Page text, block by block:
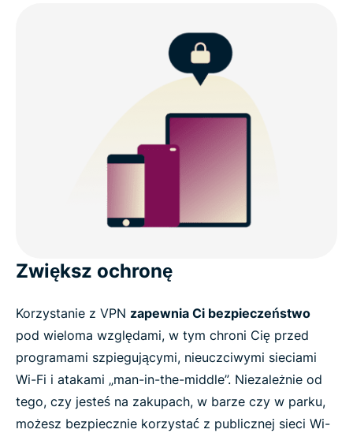
Zwiększ ochronę
Korzystanie z VPN zapewnia Ci bezpieczeństwo
pod wieloma względami, w tym chroni Cię przed
programami szpiegującymi, nieuczciwymi sieciami
Wi-Fi i atakami „man-in-the-middle”. Niezależnie od
tego, czy jesteś na zakupach, w barze czy w parku,
możesz bezpiecznie korzystać z publicznej sieci Wi-